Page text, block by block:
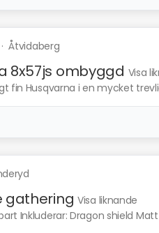
·Åtvidaberg
8x57js ombyggd Visa
fin Husqvarna i en mycket
gathering Visa liknande
Inkluderar: Dragon shield Matt